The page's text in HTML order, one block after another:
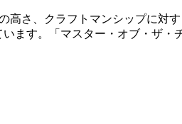
高さ、クラフトマンシップに
ます。「マスター・オブ・ザ